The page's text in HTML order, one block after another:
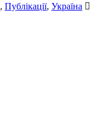
, Публікації, Україна